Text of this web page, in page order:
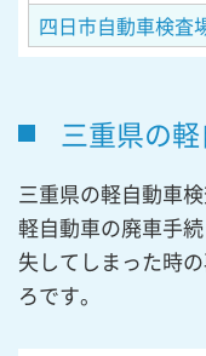
四日市自動車検査
三重県の
三重県の軽自動車
軽自動車の廃車手
失してしまった時
ろです。